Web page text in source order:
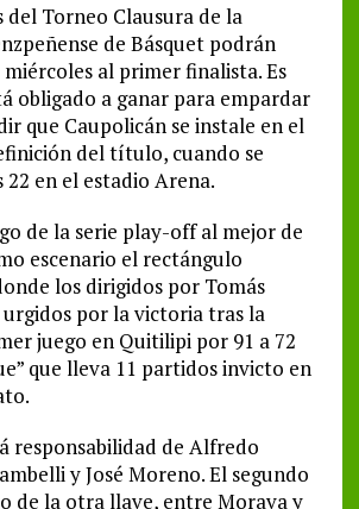
del Torneo Clausura de la
de Básquet podrán
al primer finalista. Es
obligado a ganar para empardar
que Caupolicán se instale en el
del título, cuando se
en el estadio Arena.
de la serie play-off al mejor de
escenario el rectángulo
los dirigidos por Tomás
por la victoria tras la
juego en Quitilipi por 91 a 72
que lleva 11 partidos invicto en
responsabilidad de Alfredo
y José Moreno. El segundo
de la otra llave, entre Morava y